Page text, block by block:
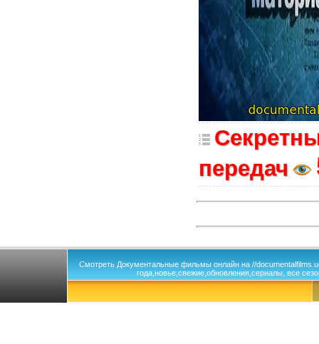
передач
Смотреть Документальные фильмы онлайн на //
года,новье,свежие,обновления,сериалы, все